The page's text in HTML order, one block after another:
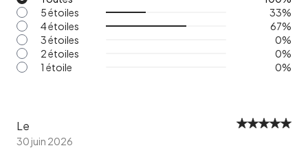
5 étoiles
33%
4 étoiles
67%
3 étoiles
0%
2 étoiles
0%
1 étoile
0%
Le
30 juin 2026